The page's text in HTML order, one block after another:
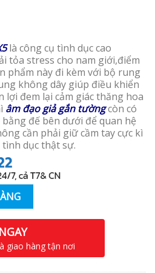
là công cụ tình dục cao
tỏa stress cho nam giới,điểm
phẩm này đi kèm với bộ rung
không dây giúp điều khiển
đem lại cảm giác thăng hoa
âm đạo giả gắn tườngcòn có
đế bên dưới để quan hệ
cần phải giữ cầm tay cực kì
dục thật sự.
giao hàng tận nơi